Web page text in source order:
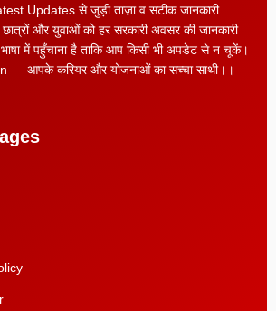
Updates से जुड़ी ताज़ा व सटीक जानकारी
छात्रों और युवाओं को हर सरकारी अवसर की जानकारी
में पहुँचाना है ताकि आप किसी भी अपडेट से न चूकें।
— आपके करियर और योजनाओं का सच्चा साथी।।